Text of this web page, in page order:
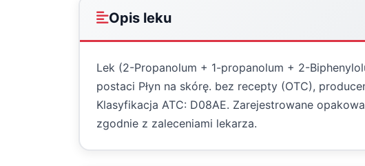
Opis leku
Lek (2-Propanolum + 1-propanolum + 2-
postaci Płyn na skórę. bez recepty (OTC),
Klasyfikacja ATC: D08AE. Zarejestrowane
zgodnie z zaleceniami lekarza.